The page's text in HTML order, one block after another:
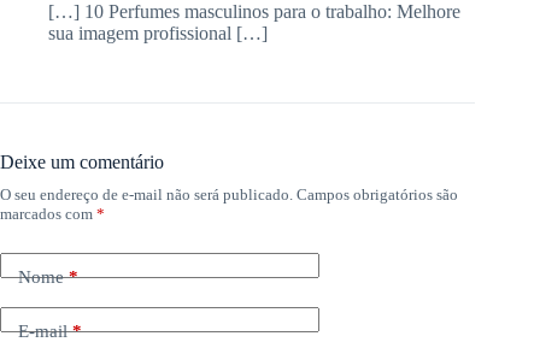
[…] 10 Perfumes masculinos para o trabalho: Melhore
sua imagem profissional […]
Deixe um comentário
O seu endereço de e-mail não será publicado. Campos obrigatórios são
marcados com *
Nome*
E-mail*